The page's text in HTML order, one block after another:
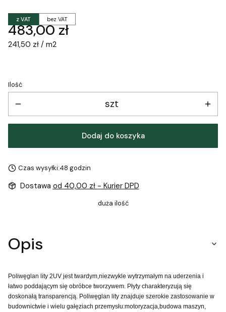
z VAT bez VAT
Cena
483,00 zł
241,50 zł / m2
Ilość
szt
Dodaj do koszyka
Czas wysyłki:48 godzin
Dostawa od 40,00 zł - Kurier DPD
duża ilość
Opis
Poliwęglan lity 2UV jest twardym,niezwykle wytrzymałym na uderzenia i
łatwo poddającym się obróbce tworzywem. Płyty charakteryzują się
doskonałą transparencją. Poliwęglan lity znajduje szerokie zastosowanie w
budownictwie i wielu gałęziach przemysłu:motoryzacja,budowa maszyn,